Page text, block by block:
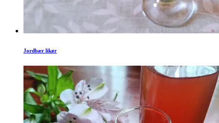
Jordbær likør